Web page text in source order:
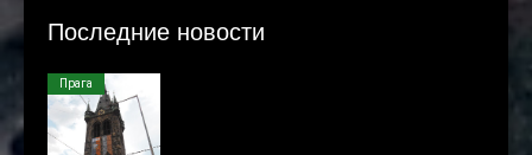
Последние новости
Прага